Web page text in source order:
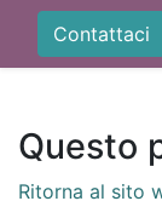
Contattaci
Questo
Ritorna al sito